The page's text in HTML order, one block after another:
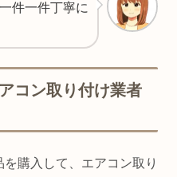
件一件丁寧に
コン取り付け業者
購入して、エアコン取り